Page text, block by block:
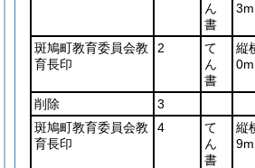
ん
書
斑鳩町教育委員会教
育長印
2
て
ん
書
縦
削除
3
斑鳩町教育委員会教
育長印
4
て
ん
書
縦